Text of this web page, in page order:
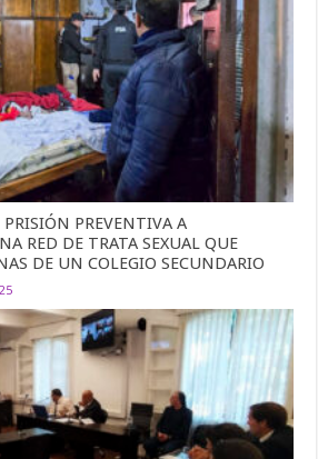
PREVENTIVA A
RED DE TRATA SEXUAL QUE
DE UN COLEGIO SECUNDARIO